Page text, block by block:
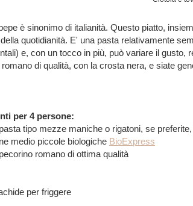
è sinonimo di italianità. Questo piatto,
quotidianità. E' una pasta relativamente
e, con un tocco in più, può variare il gusto,
di qualità, con la crosta nera, e siate
per 4 persone:
tipo mezze maniche o rigatoni, se preferite,
medio piccole biologiche BioExpress
romano di ottima qualità
per friggere